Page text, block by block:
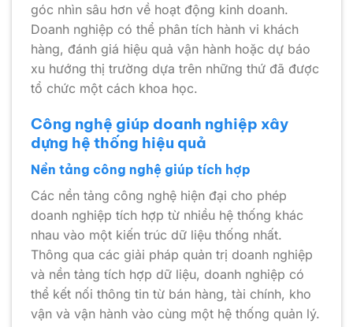
góc nhìn sâu hơn về hoạt động kinh doanh.
Doanh nghiệp có thể phân tích hành vi khách
hàng, đánh giá hiệu quả vận hành hoặc dự báo
xu hướng thị trường dựa trên những thứ đã được
tổ chức một cách khoa học.
Công nghệ giúp doanh nghiệp xây
dựng hệ thống hiệu quả
Nền tảng công nghệ giúp tích hợp
Các nền tảng công nghệ hiện đại cho phép
doanh nghiệp tích hợp từ nhiều hệ thống khác
nhau vào một kiến trúc dữ liệu thống nhất.
Thông qua các giải pháp quản trị doanh nghiệp
và nền tảng tích hợp dữ liệu, doanh nghiệp có
thể kết nối thông tin từ bán hàng, tài chính, kho
vận và vận hành vào cùng một hệ thống quản lý.